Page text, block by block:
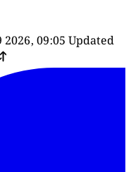
09:05 Updated